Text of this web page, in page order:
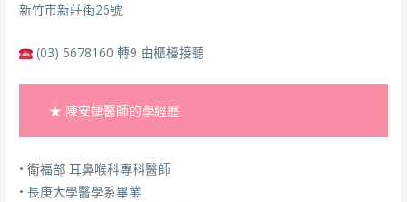
新竹市新莊街26號
(03) 5678160 轉9 由櫃檯接聽
★ 陳安婕醫師的學經歷
• 衛福部 耳鼻喉科專科醫師
• 長庚大學醫學系畢業